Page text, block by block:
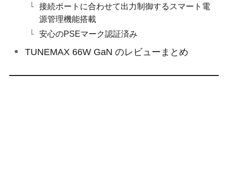
接続ポートに合わせて出力制御するスマート電
源管理機能搭載
安心のPSEマーク認証済み
TUNEMAX 66W GaN のレビューまとめ